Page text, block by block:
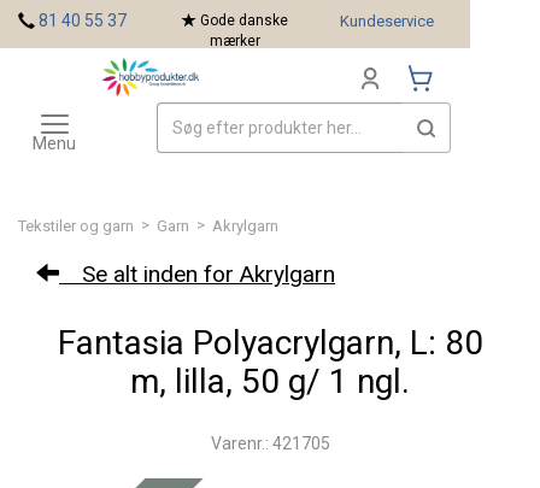
Tekstiler og garn > Garn > Akrylgarn
Se alt inden for Akrylgarn
Fantasia Polyacrylgarn, L: 80
m, lilla, 50 g/ 1 ngl.
Varenr.: 421705
81 40 55 37
Gode danske
mærker
Kundeservice
Toggle
navigation
Menu
Mærker